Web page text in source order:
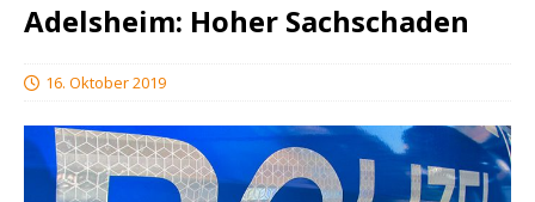
Adelsheim: Hoher Sachschaden
16. Oktober 2019